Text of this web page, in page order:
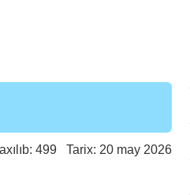
499 Tarix: 20 may 2026